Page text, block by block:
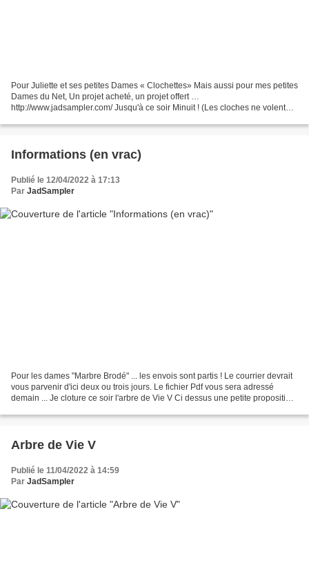
Pour Juliette et ses petites Dames « Clochettes» Mais aussi pour mes petites
Dames du Net, Un projet acheté, un projet offert …
http://www.jadsampler.com/ Jusqu'à ce soir Minuit ! (Les cloches ne volent
Informations (en vrac)
Publié le 12/04/2022 à 17:13
Par JadSampler
Pour les dames "Marbre Brodé" ... les envois sont partis ! Le courrier devrait
vous parvenir d'ici deux ou trois jours. Le fichier Pdf vous sera adressé
demain ... Je cloture ce soir l'arbre de Vie V Ci dessus une petite proposition
Arbre de Vie V
Publié le 11/04/2022 à 14:59
Par JadSampler